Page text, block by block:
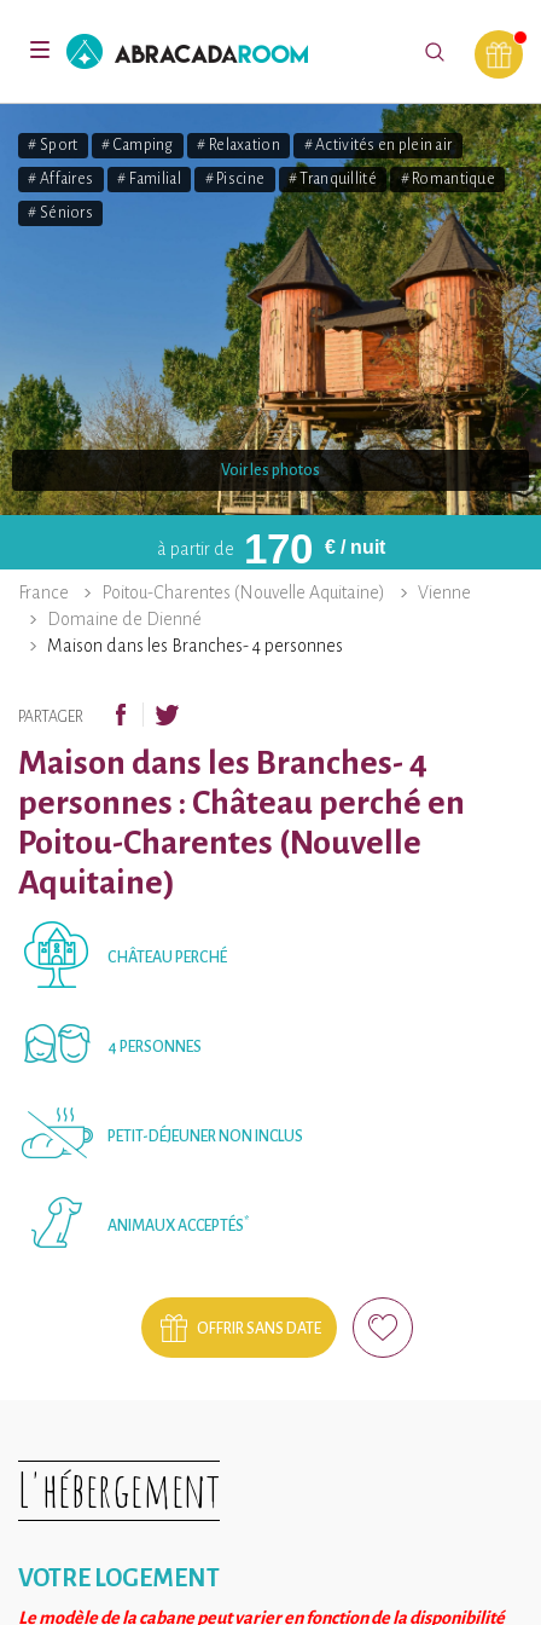
Toggle
AbracadaRoom
# Sport # Camping # Relaxation
# Activités en plein air
# Affaires
# Familial # Piscine # Tranquillité
# Romantique
# Séniors
Voir les photos
à partir de 170 € / nuit
France Poitou-Charentes (Nouvelle Aquitaine)
Vienne
Domaine de Dienné
Maison dans les Branches- 4 personnes
PARTAGER
Maison dans les Branches- 4
personnes : Château perché en
Poitou-Charentes (Nouvelle
Aquitaine)
CHÂTEAU PERCHÉ
4 PERSONNES
PETIT-DÉJEUNER NON INCLUS
ANIMAUX ACCEPTÉS*
OFFRIR SANS DATE
L'hébergement
VOTRE LOGEMENT
Le modèle de la cabane peut varier en fonction de la disponibilité